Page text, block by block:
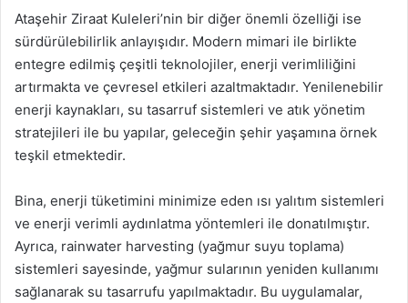
Ataşehir Ziraat Kuleleri’nin bir diğer önemli özelliği ise
sürdürülebilirlik anlayışıdır. Modern mimari ile birlikte
entegre edilmiş çeşitli teknolojiler, enerji verimliliğini
artırmakta ve çevresel etkileri azaltmaktadır. Yenilenebilir
enerji kaynakları, su tasarruf sistemleri ve atık yönetim
stratejileri ile bu yapılar, geleceğin şehir yaşamına örnek
teşkil etmektedir.
Bina, enerji tüketimini minimize eden ısı yalıtım sistemleri
ve enerji verimli aydınlatma yöntemleri ile donatılmıştır.
Ayrıca, rainwater harvesting (yağmur suyu toplama)
sistemleri sayesinde, yağmur sularının yeniden kullanımı
sağlanarak su tasarrufu yapılmaktadır. Bu uygulamalar,